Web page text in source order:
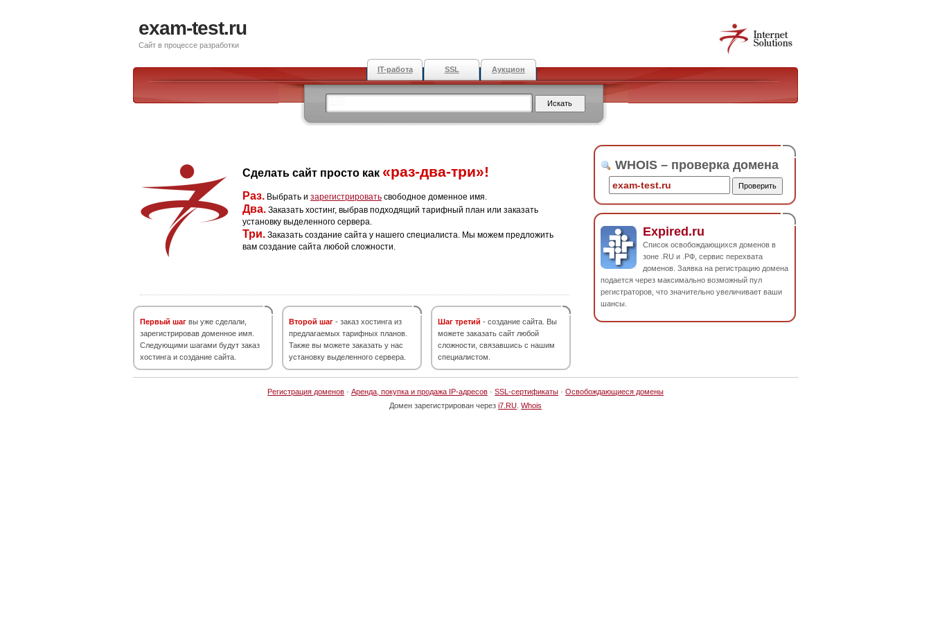
exam-test.ru
Сайт в процессе разработки
IT-работа SSL Аукцион
Сделать сайт просто как «раз-два-три»!
Раз. Выбрать и зарегистрировать свободное доменное имя.
Два. Заказать хостинг, выбрав подходящий тарифный план или заказать
установку выделенного сервера.
Три. Заказать создание сайта у нашего специалиста. Мы можем предложить
вам создание сайта любой сложности.
Первый шаг вы уже сделали,
зарегистрировав доменное имя.
Следующими шагами будут заказ
хостинга и создание сайта.
Второй шаг - заказ хостинга из
предлагаемых тарифных планов.
Также вы можете заказать у нас
установку выделенного сервера.
Шаг третий - создание сайта. Вы
можете заказать сайт любой
сложности, связавшись с нашим
специалистом.
WHOIS – проверка домена
Expired.ru
Список освобождающихся доменов в
зоне .RU и .РФ, сервис перехвата
доменов. Заявка на регистрацию домена
подается через максимально возможный пул
регистраторов, что значительно увеличивает ваши
шансы.
Регистрация доменов · Аренда, покупка и продажа IP-адресов · SSL-сертификаты · Освобождающиеся домены
Домен зарегистрирован через i7.RU Whois